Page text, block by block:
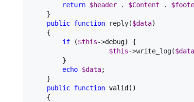
return $header . $Content .
}
public function reply($data)
{
if ($this->debug) {
$this->write_log($data
}
echo $data;
}
public function valid()
{